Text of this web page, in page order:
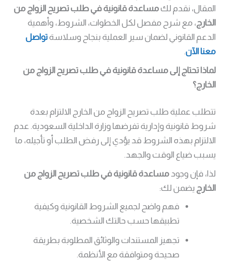
المقال، نقدم لكمساعدة قانونية في طلب تصريح الزواج من
الخارج، مع شرح مفصل لكل الخطوات، الشروط، وأهمية
الدعم القانوني لضمان سير العملية بنجاح وسلاسةتواصل
معنا الآن.
لماذا تحتاج إلى مساعدة قانونية في طلب تصريح الزواج من
الخارج؟
تتطلب عملية طلب تصريح الزواج من الخارج الالتزام بعدة
شروط قانونية وإدارية تفرضها وزارة الداخلية السعودية. عدم
الالتزام بهذه الشروط قد يؤدي إلى رفض الطلب أو تأجيله، ما
يسبب ضياع الوقت والجهد.
لذا، فإن وجودمساعدة قانونية في طلب تصريح الزواج من
الخارج يضمن لك:
فهم واضح لجميع الشروط القانونية وكيفية
تطبيقها حسب حالتك الشخصية.
تجهيز المستندات والوثائق المطلوبة بطريقة
صحيحة ومتوافقة مع الأنظمة.